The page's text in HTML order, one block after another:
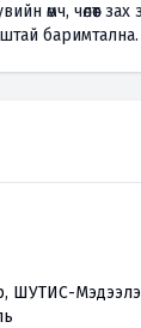
өмч, чөлөөт
тууштай баримтална.
ШУТИС-